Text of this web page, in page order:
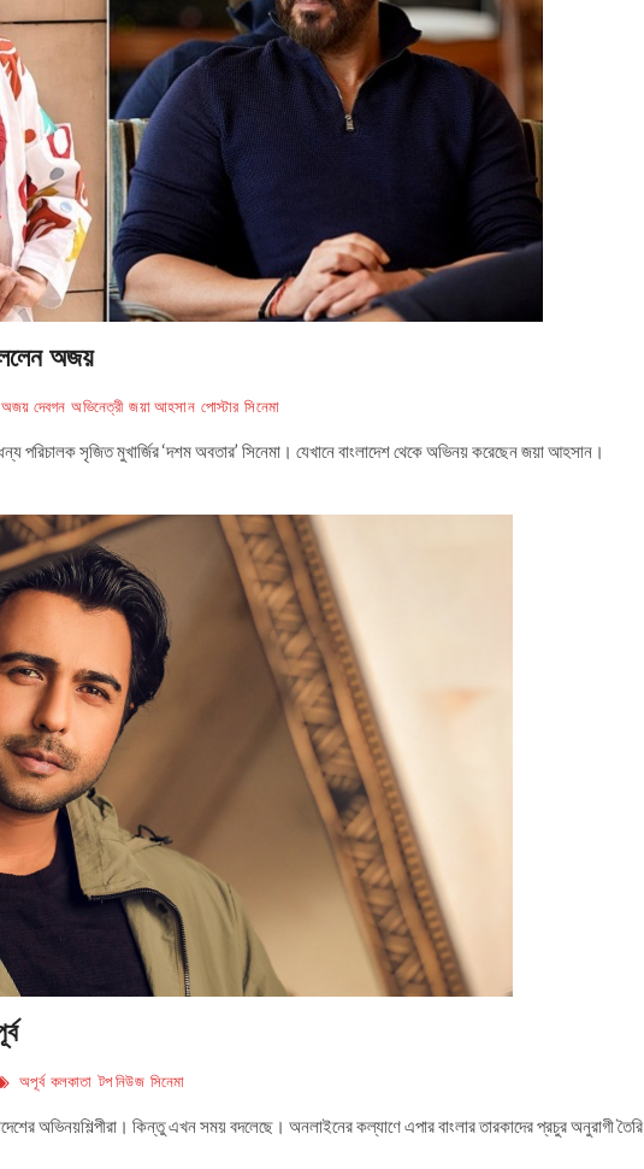
অজয়
অজয় দেবগন অভিনেত্রী জয়া আহসান পোস্টার সিনেমা
পরিচালক সৃজিত মুখার্জির ‘দশম অবতার’ সিনেমা। যেখানে বাংলাদেশ থেকে অভিনয় করেছেন জয়া আহসান।
অপূর্ব কলকাতা টপ নিউজ সিনেমা
অভিনয়শিল্পীরা। কিন্তু এখন সময় বদলেছে। অনলাইনের কল্যাণে এপার বাংলার তারকাদের প্রচুর অনুরাগী তৈরি